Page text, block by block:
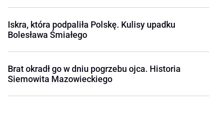
Iskra, która podpaliła Polskę. Kulisy upadku
Bolesława Śmiałego
Brat okradł go w dniu pogrzebu ojca. Historia
Siemowita Mazowieckiego